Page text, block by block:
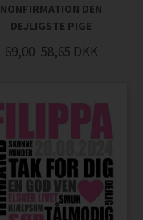
NONFIRMATION DEN
DEJLIGSTE PIGE
69,00 58,65 DKK